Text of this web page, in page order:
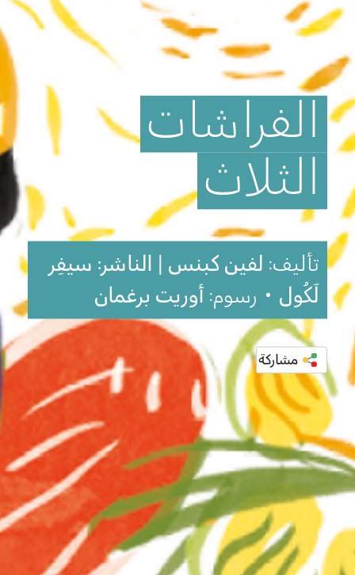
الفراشات
الثلاث
تأليف: لفين كبنس | الناشر: سيفِر
لَكُول • رسوم:أوريت برغمان
مشاركة